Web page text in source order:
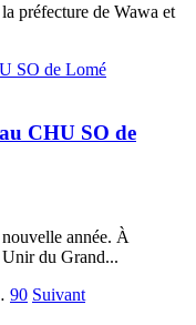
préfecture de Wawa et
CHU SO de
année. À
Unir du Grand...
90 Suivant